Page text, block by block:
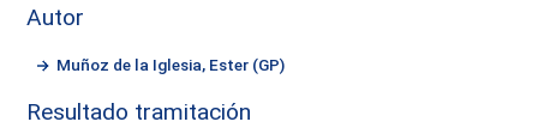
Autor
Muñoz de la Iglesia, Ester (GP)
Resultado tramitación